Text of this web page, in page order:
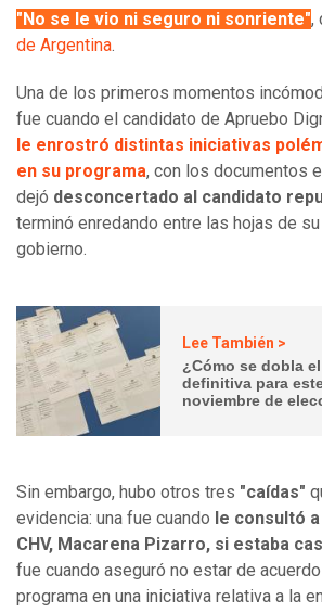
"No se le vio ni seguro ni sonriente",
de Argentina.
Una de los primeros momentos
fue cuando el candidato de Apruebo
le enrostró distintas iniciativas
en su programa, con los documentos
dejó desconcertado al candidato
terminó enredando entre las hojas de
gobierno.
Lee También >
¿Cómo se dobla
definitiva para
noviembre de
Sin embargo, hubo otros tres "caídas"
evidencia: una fue cuando le consultó
CHV, Macarena Pizarro, si estaba
fue cuando aseguró no estar de
programa en una iniciativa relativa a la